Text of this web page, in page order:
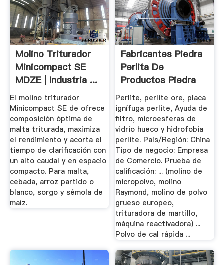
Molino Triturador
Minicompact SE
MDZE | Industria ...
El molino triturador
Minicompact SE de ofrece
composición óptima de
malta triturada, maximiza
el rendimiento y acorta el
tiempo de clarificación con
un alto caudal y en espacio
compacto. Para malta,
cebada, arroz partido o
blanco, sorgo y sémola de
maíz.
Fabricantes Piedra
Perlita De
Productos Piedra
Perlita ...
Perlite, perlite ore, placa
ignífuga perlite, Ayuda de
filtro, microesferas de
vidrio hueco y hidrofobia
perlite. País/Región: China
Tipo de negocio: Empresa
de Comercio. Prueba de
calificación: ... (molino de
micropolvo, molino
Raymond, molino de polvo
grueso europeo,
trituradora de martillo,
máquina reactivadora) ...
Polvo de cal rápida ...